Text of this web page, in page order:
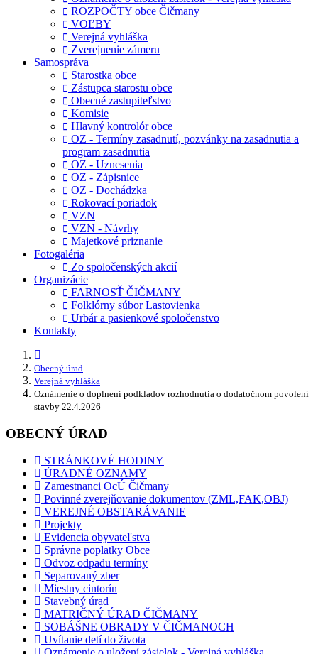
ROZPOČTY obce Čičmany
VOĽBY
Verejná vyhláška
Zverejnenie zámeru
Samospráva
Starostka obce
Zástupca starostu obce
Obecné zastupiteľstvo
Komisie
Hlavný kontrolór obce
OZ - Termíny zasadnutí, pozvánky na zasadnutia a
program zasadnutia
OZ - Uznesenia
OZ - Zápisnice
OZ - Dochádzka
Rokovací poriadok
VZN
VZN - Návrhy
Majetkové priznanie
Fotogaléria
Zo spoločenských akcií
Organizácie
FARNOSŤ ČIČMANY
Folklórny súbor Lastovienka
Urbár a pasienkové spoločenstvo
Kontakty
Obecný úrad
Verejná vyhláška
Oznámenie o doplnení podkladov rozhodnutia o dodatočnom povolení
stavby 22.4.2026
OBECNÝ ÚRAD
STRÁNKOVÉ HODINY
ÚRADNÉ OZNAMY
Zamestnanci OcÚ Čičmany
Povinné zverejňovanie dokumentov (ZML,FAK,OBJ)
VEREJNÉ OBSTARÁVANIE
Projekty
Evidencia obyvateľstva
Správne poplatky Obce
Odvoz odpadu termíny
Separovaný zber
Miestny cintorín
Stavebný úrad
MATRIČNÝ ÚRAD ČIČMANY
SOBÁŠNE OBRADY V ČIČMANOCH
Uvítanie detí do života